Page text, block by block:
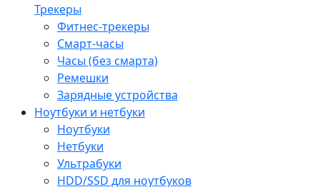
Трекеры
Фитнес-трекеры
Смарт-часы
Часы (без смарта)
Ремешки
Зарядные устройства
Ноутбуки и нетбуки
Ноутбуки
Нетбуки
Ультрабуки
HDD/SSD для ноутбуков